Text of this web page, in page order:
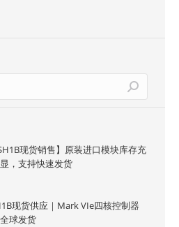
现货销售】原装进口模块库存充
，支持快速发货
现货供应｜Mark VIe四核控制器
球发货